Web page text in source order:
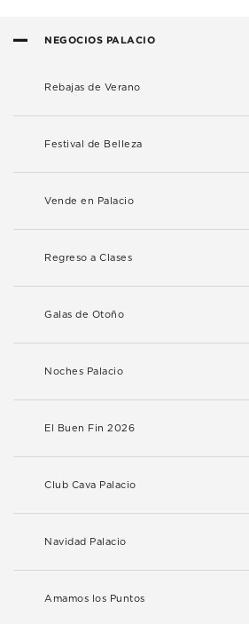
NEGOCIOS PALACIO
Rebajas de Verano
Festival de Belleza
Vende en Palacio
Regreso a Clases
Galas de Otoño
Noches Palacio
El Buen Fin 2026
Club Cava Palacio
Navidad Palacio
Amamos los Puntos